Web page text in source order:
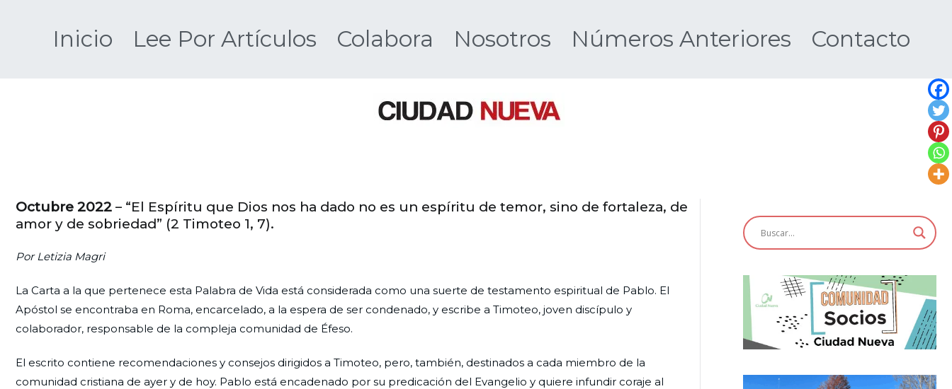
Inicio Lee Por Artículos Colabora Nosotros Números Anteriores Contacto
Octubre 2022 – “El Espíritu que Dios nos ha dado no es un espíritu de temor, sino de fortaleza, de
amor y de sobriedad” (2 Timoteo 1, 7).
Por Letizia Magri
La Carta a la que pertenece esta Palabra de Vida está considerada como una suerte de testamento espiritual de Pablo. El
Apóstol se encontraba en Roma, encarcelado, a la espera de ser condenado, y escribe a Timoteo, joven discípulo y
colaborador, responsable de la compleja comunidad de Éfeso.
El escrito contiene recomendaciones y consejos dirigidos a Timoteo, pero, también, destinados a cada miembro de la
comunidad cristiana de ayer y de hoy. Pablo está encadenado por su predicación del Evangelio y quiere infundir coraje al